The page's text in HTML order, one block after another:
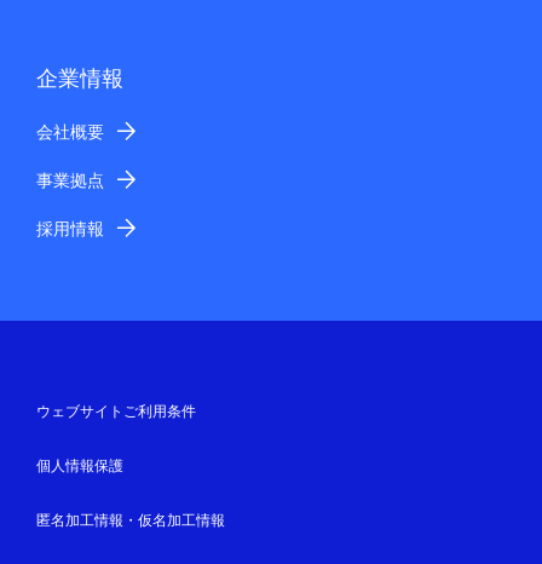
企業情報
会社概要
事業拠点
採用情報
ウェブサイトご利用条件
個人情報保護
匿名加工情報・仮名加工情報